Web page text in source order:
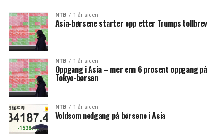
NTB 1 år siden
Asia-børsene starter opp etter Trumps tollbrev
NTB 1 år siden
Oppgang i Asia – mer enn 6 prosent oppgang på
Tokyo-børsen
NTB 1 år siden
Voldsom nedgang på børsene i Asia